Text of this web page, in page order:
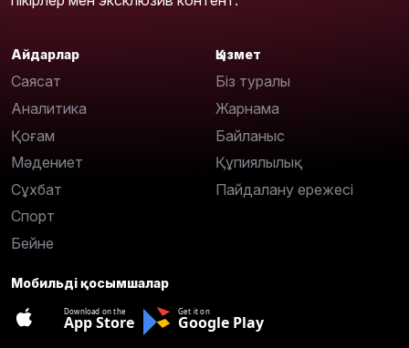
Айдарлар
Саясат
Аналитика
Қоғам
Мәдениет
Сұхбат
Спорт
Бейне
Қызмет
Біз туралы
Жарнама
Байланыс
Құпиялылық
Пайдалану ережесі
Мобильді қосымшалар
Download on the
App Store
Get it on
Google Play